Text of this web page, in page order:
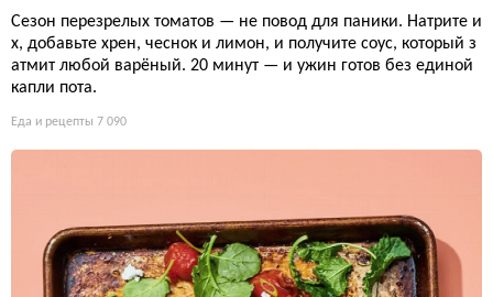
Сезон перезрелых томатов — не повод для паники. Натрите и
х, добавьте хрен, чеснок и лимон, и получите соус, который з
атмит любой варёный. 20 минут — и ужин готов без единой
капли пота.
Еда и рецепты 7 090